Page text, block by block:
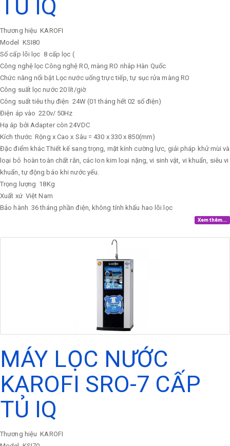
TỦ IQ
Thương hiệu KAROFI
Model
KSI80
Số cấp lõi lọc 8 cấp lọc (
Công nghệ lọc Công nghệ RO, màng RO nhâp Hàn Quốc
Chức năng nổi bật Lọc nước uống trực tiếp, tự sục rửa màng RO
Công suất lọc nước 20 lít/giờ
Công suất tiêu thụ điện 24W (01 tháng hết 02 số điện)
Điện áp vào 220v/ 50Hz
Hạ áp bởi Adapter còn 24VDC
Kích thước Rộng x Cao x Sâu = 430 x 330 x 850(mm)
Đặc điểm khác Thiết kế sang trọng, mặt kính cường lực, giải pháp khử mùi và
loại bỏ hoàn toàn chất rắn, các Ion kim loại nặng, vi sinh vật, vi khuẩn, siêu vi
khuẩn, tự động báo khi nước yếu.
Trọng lượng 18Kg
Xuất xứ Việt Nam
Bảo hành 36 tháng phần điện, không tính khấu hao lõi lọc
Xem thêm...
MÁY LỌC NƯỚC
KAROFI SRO-7 CẤP
TỦ IQ
Thương hiệu KAROFI